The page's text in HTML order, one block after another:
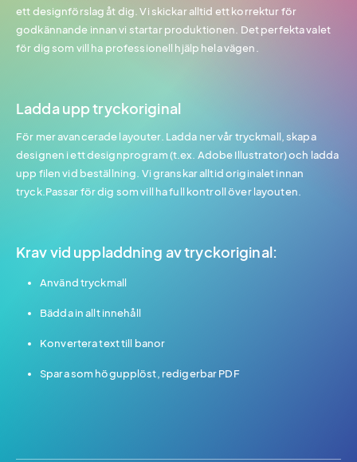
ett designförslag åt dig. Vi skickar alltid ett korrektur för
godkännande innan vi startar produktionen. Det perfekta valet
för dig som vill ha professionell hjälp hela vägen.
Ladda upp tryckoriginal
För mer avancerade layouter. Ladda ner vår tryckmall, skapa
designen i ett designprogram (t.ex. Adobe Illustrator) och ladda
upp filen vid beställning. Vi granskar alltid originalet innan
tryck.Passar för dig som vill ha full kontroll över layouten.
Krav vid uppladdning av tryckoriginal:
Använd tryckmall
Bädda in allt innehåll
Konvertera text till banor
Spara som högupplöst, redigerbar PDF